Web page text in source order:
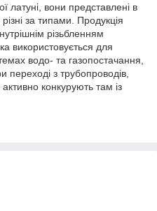
латуні, вони представлені в
різні за типами. Продукція
різьбленням
використовується для
водо- та газопостачання,
переході з трубопроводів,
активно конкурують там із